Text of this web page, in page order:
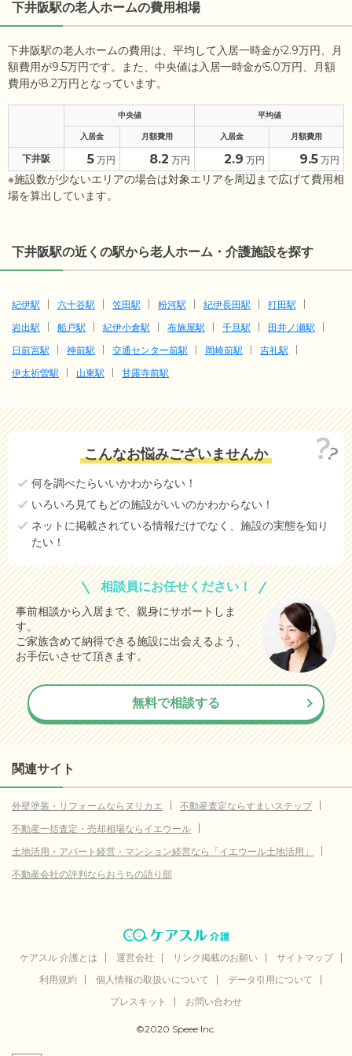
下井阪駅の老人ホームの費用相場
下井阪駅の老人ホームの費用は、平均して入居一時金が2.9万円、月
額費用が9.5万円です。また、中央値は入居一時金が5.0万円、月額
費用が8.2万円となっています。
中央値 平均値
入居金 月額費用 入居金 月額費用
下井阪 5 万円 8.2 万円 2.9 万円 9.5 万円
※施設数が少ないエリアの場合は対象エリアを周辺まで広げて費用相
場を算出しています。
下井阪駅の近くの駅から老人ホーム・介護施設を探す
紀伊駅 六十谷駅 笠田駅 粉河駅 紀伊長田駅
打田駅
岩出駅
船戸駅 紀伊小倉駅 布施屋駅 千旦駅
田井ノ瀬駅
日前宮駅
神前駅 交通センター前駅 岡崎前駅
吉礼駅
伊太祈曽駅
山東駅 甘露寺前駅
こんなお悩みございませんか
何を調べたらいいかわからない！
いろいろ見てもどの施設がいいのかわからない！
ネットに掲載されている情報だけでなく、施設の実態を知り
たい！
相談員にお任せください！
事前相談から入居まで、親身にサポートしま
す。
ご家族含めて納得できる施設に出会えるよう、
お手伝いさせて頂きます。
無料で相談する
関連サイト
外壁塗装・リフォームならヌリカエ
不動産査定ならすまいステップ
不動産一括査定・売却相場ならイエウール
土地活用・アパート経営・マンション経営なら「イエウール土地活用」
不動産会社の評判ならおうちの語り部
ケアスル 介護とは 運営会社 リンク掲載のお願い
サイトマップ
利用規約
個人情報の取扱いについて
データ引用について
プレスキット
お問い合わせ
©2020 Speee Inc.